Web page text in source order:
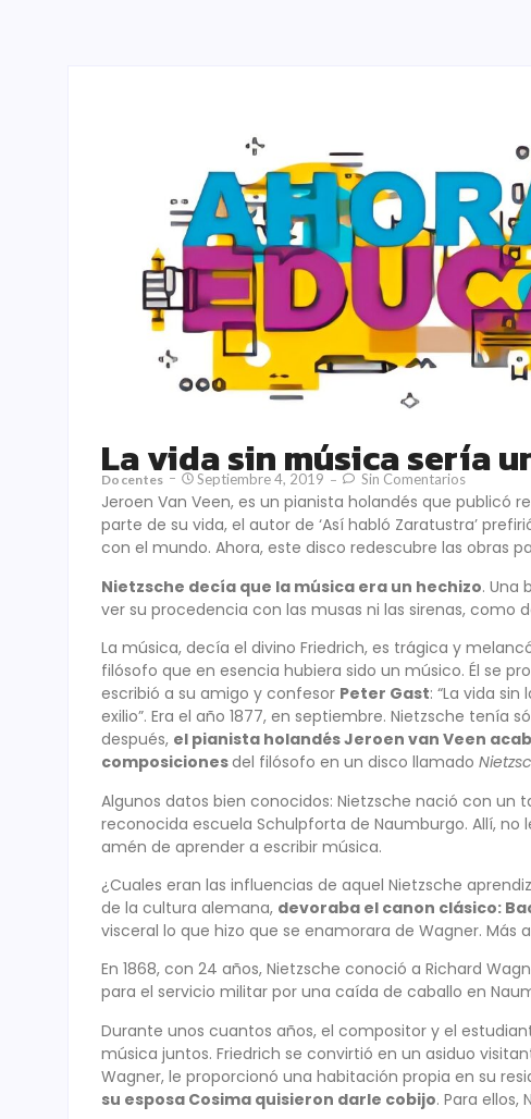
La vida sin música sería
Docentes Septiembre 4, 2019 Sin Comentarios
Jeroen Van Veen, es un pianista holandés que publicó
parte de su vida, el autor de ‘Así habló Zaratustra’
con el mundo. Ahora, este disco redescubre las obras
Nietzsche decía que la música era un hechizo. Una
ver su procedencia con las musas ni las sirenas, como
La música, decía el divino Friedrich, es trágica y
filósofo que en esencia hubiera sido un músico. Él se
escribió a su amigo y confesor Peter Gast: “La vida
exilio”. Era el año 1877, en septiembre. Nietzsche tenía
después, el pianista holandés Jeroen van Veen
composicionesdel filósofo en un disco llamado
Algunos datos bien conocidos: Nietzsche nació con un
reconocida escuela Schulpforta de Naumburgo. Allí,
amén de aprender a escribir música.
¿Cuales eran las influencias de aquel Nietzsche
de la cultura alemana, devoraba el canon clásico:
visceral lo que hizo que se enamorara de Wagner.
En 1868, con 24 años, Nietzsche conoció a Richard
para el servicio militar por una caída de caballo en
Durante unos cuantos años, el compositor y el
música juntos. Friedrich se convirtió en un asiduo
Wagner, le proporcionó una habitación propia en su
su esposa Cosima quisieron darle cobijo. Para ellos,